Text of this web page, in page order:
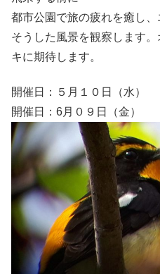
都市公園で旅の疲れを癒し、
そうした風景を観察します
キに期待します。
開催日：５月１０日（水）
開催日：6月０９日（